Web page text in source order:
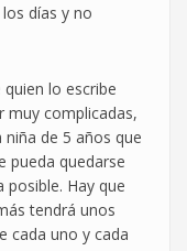
días y no
lo escribe
muy complicadas,
de 5 años que
pueda quedarse
posible. Hay que
tendrá unos
cada uno y cada